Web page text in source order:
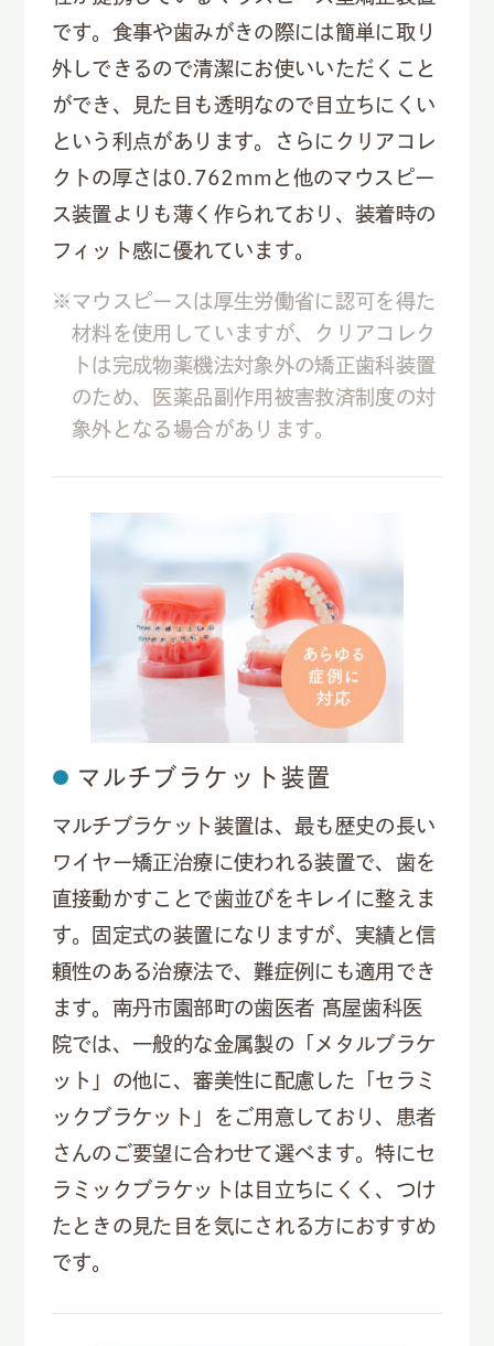
です。食事や歯みがきの際には簡単に取り
外しできるので清潔にお使いいただくこと
ができ、見た目も透明なので目立ちにくい
という利点があります。さらにクリアコレ
クトの厚さは0.762mmと他のマウスピー
ス装置よりも薄く作られており、装着時の
フィット感に優れています。
※マウスピースは厚生労働省に認可を得た
材料を使用していますが、クリアコレク
トは完成物薬機法対象外の矯正歯科装置
のため、医薬品副作用被害救済制度の対
象外となる場合があります。
マルチブラケット装置
マルチブラケット装置は、最も歴史の長い
ワイヤー矯正治療に使われる装置で、歯を
直接動かすことで歯並びをキレイに整えま
す。固定式の装置になりますが、実績と信
頼性のある治療法で、難症例にも適用でき
ます。南丹市園部町の歯医者 髙屋歯科医
院では、一般的な金属製の「メタルブラケ
ット」の他に、審美性に配慮した「セラミ
ックブラケット」をご用意しており、患者
さんのご要望に合わせて選べます。特にセ
ラミックブラケットは目立ちにくく、つけ
たときの見た目を気にされる方におすすめ
です。